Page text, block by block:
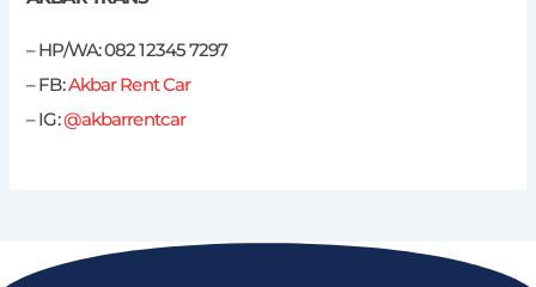
– HP/WA: 082 12345 7297
– FB:Akbar Rent Car
– IG:@akbarrentcar